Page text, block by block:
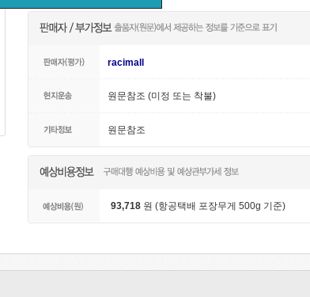
racimall
원문참조 (미정 또는 착불)
원문참조
93,718 원 (항공택배 포장무게 500g 기준)